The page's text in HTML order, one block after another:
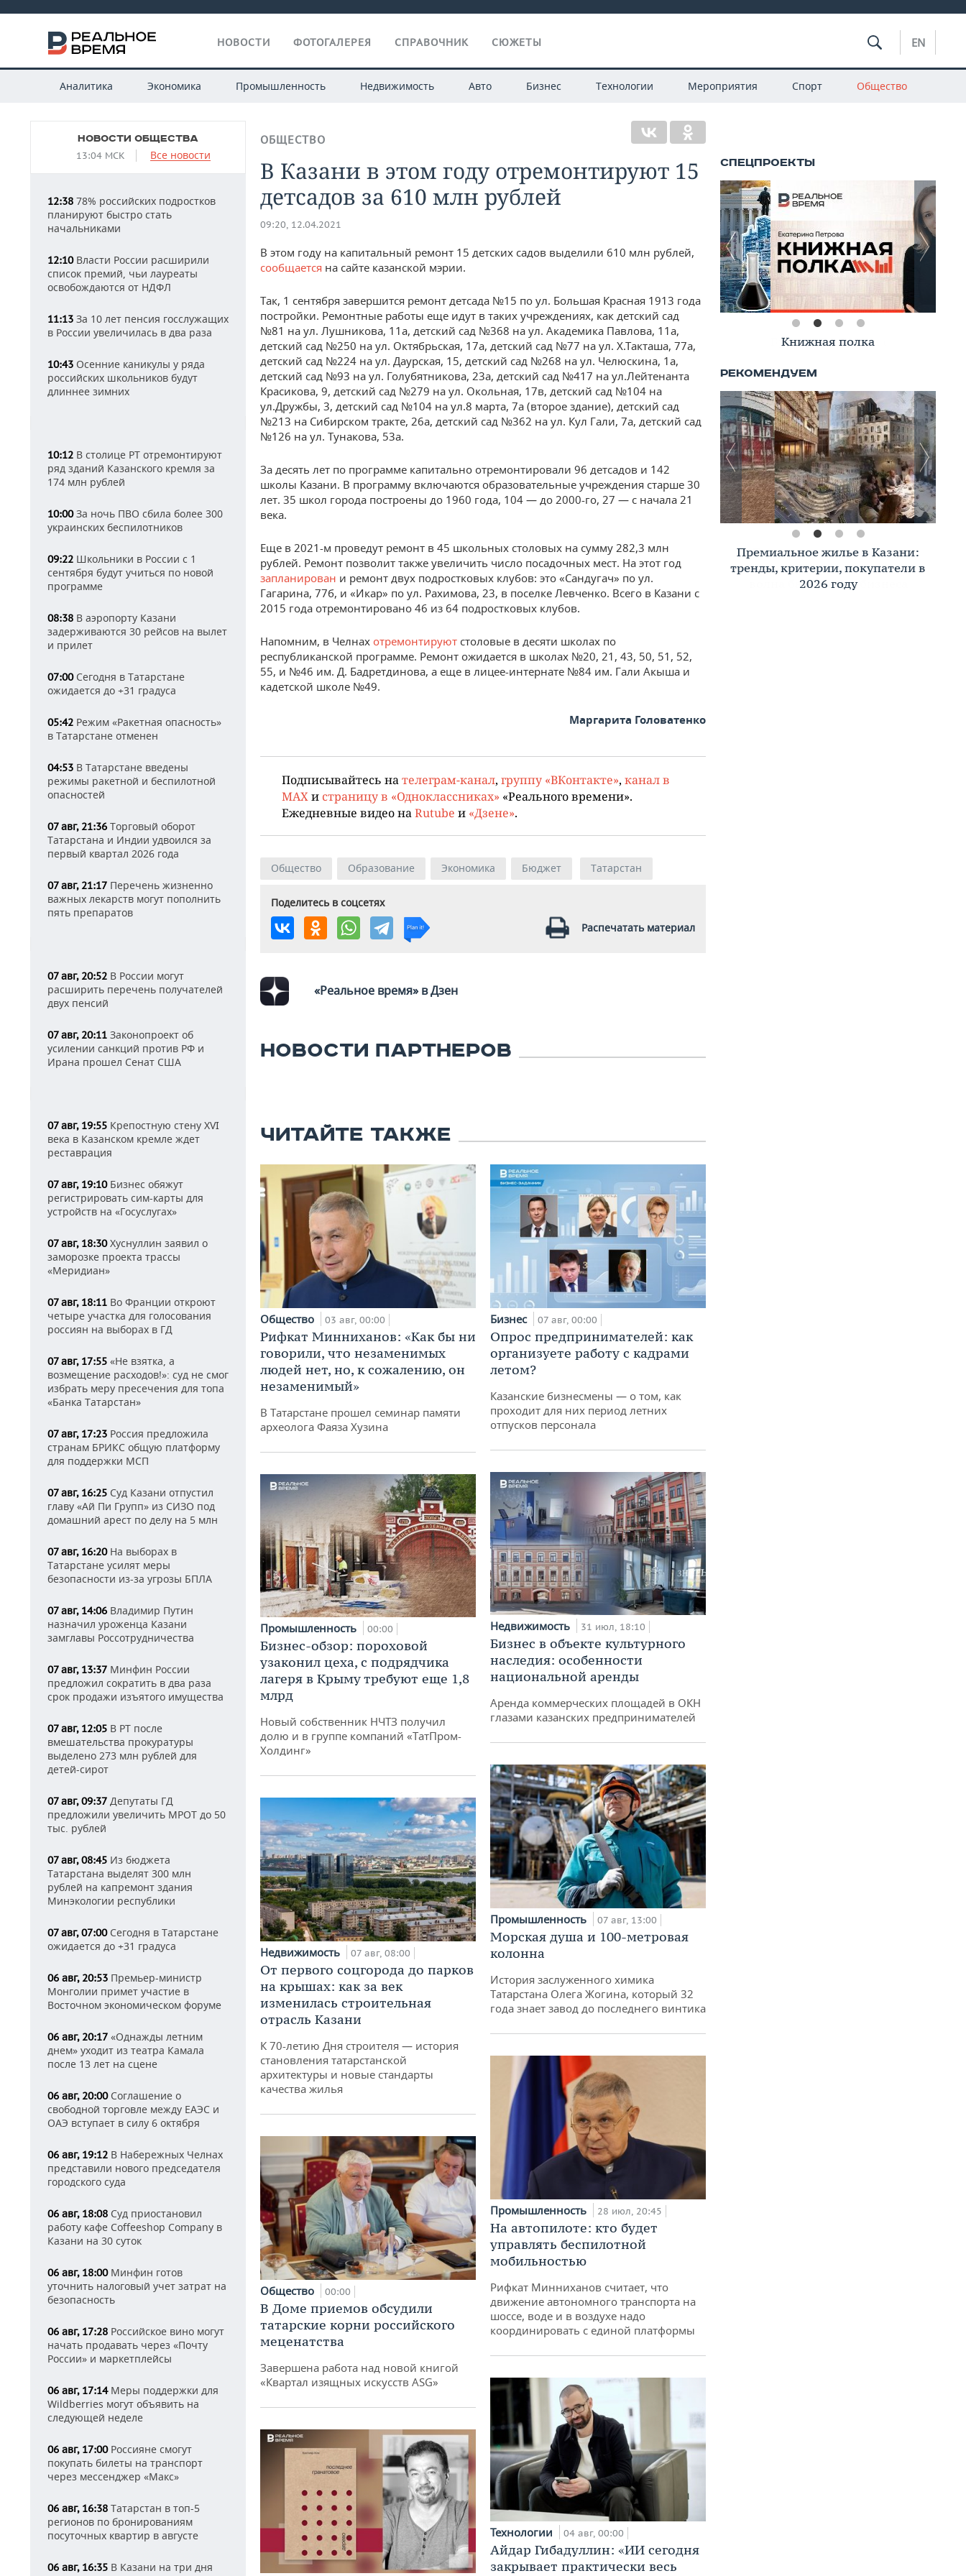
НОВОСТИ ФОТОГАЛЕРЕЯ СПРАВОЧНИК СЮЖЕТЫ EN
Аналитика Экономика Промышленность Недвижимость Авто Бизнес Технологии Мероприятия Спорт Общество
НОВОСТИ ОБЩЕСТВА
13:04 МСК Все новости
12:38 78% российских подростков
планируют быстро стать
начальниками
12:10Власти России расширили
список премий, чьи лауреаты
освобождаются от НДФЛ
11:13 За 10 лет пенсия госслужащих
в России увеличилась в два раза
10:43 Осенние каникулы у ряда
российских школьников будут
длиннее зимних
10:12 В столице РТ отремонтируют
ряд зданий Казанского кремля за
174 млн рублей
10:00За ночь ПВО сбила более 300
украинских беспилотников
09:22 Школьники в России с 1
сентября будут учиться по новой
программе
08:38 В аэропорту Казани
задерживаются 30 рейсов на вылет
и прилет
07:00Сегодня в Татарстане
ожидается до +31 градуса
05:42 Режим «Ракетная опасность»
в Татарстане отменен
04:53 В Татарстане введены
режимы ракетной и беспилотной
опасностей
07 авг, 21:36 Торговый оборот
Татарстана и Индии удвоился за
первый квартал 2026 года
07 авг, 21:17 Перечень жизненно
важных лекарств могут пополнить
пять препаратов
07 авг, 20:52 В России могут
расширить перечень получателей
двух пенсий
07 авг, 20:11 Законопроект об
усилении санкций против РФ и
Ирана прошел Сенат США
07 авг, 19:55 Крепостную стену XVI
века в Казанском кремле ждет
реставрация
07 авг, 19:10Бизнес обяжут
регистрировать сим-карты для
устройств на «Госуслугах»
07 авг, 18:30Хуснуллин заявил о
заморозке проекта трассы
«Меридиан»
07 авг, 18:11 Во Франции откроют
четыре участка для голосования
россиян на выборах в ГД
07 авг, 17:55 «Не взятка, а
возмещение расходов!»: суд не смог
избрать меру пресечения для топа
«Банка Татарстан»
07 авг, 17:23 Россия предложила
странам БРИКС общую платформу
для поддержки МСП
07 авг, 16:25 Суд Казани отпустил
главу «Ай Пи Групп» из СИЗО под
домашний арест по делу на 5 млн
07 авг, 16:20На выборах в
Татарстане усилят меры
безопасности из-за угрозы БПЛА
07 авг, 14:06 Владимир Путин
назначил уроженца Казани
замглавы Россотрудничества
07 авг, 13:37 Минфин России
предложил сократить в два раза
срок продажи изъятого имущества
07 авг, 12:05 В РТ после
вмешательства прокуратуры
выделено 273 млн рублей для
детей-сирот
07 авг, 09:37 Депутаты ГД
предложили увеличить МРОТ до 50
тыс. рублей
07 авг, 08:45 Из бюджета
Татарстана выделят 300 млн
рублей на капремонт здания
Минэкологии республики
07 авг, 07:00Сегодня в Татарстане
ожидается до +31 градуса
06 авг, 20:53 Премьер-министр
Монголии примет участие в
Восточном экономическом форуме
06 авг, 20:17 «Однажды летним
днем» уходит из театра Камала
после 13 лет на сцене
06 авг, 20:00Соглашение о
свободной торговле между ЕАЭС и
ОАЭ вступает в силу 6 октября
06 авг, 19:12 В Набережных Челнах
представили нового председателя
городского суда
06 авг, 18:08 Суд приостановил
работу кафе Coffeeshop Company в
Казани на 30 суток
06 авг, 18:00Минфин готов
уточнить налоговый учет затрат на
безопасность
06 авг, 17:28 Российское вино могут
начать продавать через «Почту
России» и маркетплейсы
06 авг, 17:14Меры поддержки для
Wildberries могут объявить на
следующей неделе
06 авг, 17:00Россияне смогут
покупать билеты на транспорт
через мессенджер «Макс»
06 авг, 16:38 Татарстан в топ-5
регионов по бронированиям
посуточных квартир в августе
06 авг, 16:35 В Казани на три дня
ОБЩЕСТВО
В Казани в этом году отремонтируют 15
детсадов за 610 млн рублей
09:20, 12.04.2021
В этом году на капитальный ремонт 15 детских садов выделили 610 млн рублей,
сообщается на сайте казанской мэрии.
Так, 1 сентября завершится ремонт детсада №15 по ул. Большая Красная 1913 года
постройки. Ремонтные работы еще идут в таких учреждениях, как детский сад
№81 на ул. Лушникова, 11а, детский сад №368 на ул. Академика Павлова, 11а,
детский сад №250 на ул. Октябрьская, 17а, детский сад №77 на ул. Х.Такташа, 77а,
детский сад №224 на ул. Даурская, 15, детский сад №268 на ул. Челюскина, 1а,
детский сад №93 на ул. Голубятникова, 23а, детский сад №417 на ул.Лейтенанта
Красикова, 9, детский сад №279 на ул. Окольная, 17в, детский сад №104 на
ул.Дружбы, 3, детский сад №104 на ул.8 марта, 7а (второе здание), детский сад
№213 на Сибирском тракте, 26а, детский сад №362 на ул. Кул Гали, 7а, детский сад
№126 на ул. Тунакова, 53а.
За десять лет по программе капитально отремонтировали 96 детсадов и 142
школы Казани. В программу включаются образовательные учреждения старше 30
лет. 35 школ города построены до 1960 года, 104 — до 2000-го, 27 — с начала 21
века.
Еще в 2021-м проведут ремонт в 45 школьных столовых на сумму 282,3 млн
рублей. Ремонт позволит также увеличить число посадочных мест. На этот год
запланирован и ремонт двух подростковых клубов: это «Сандугач» по ул.
Гагарина, 77б, и «Икар» по ул. Рахимова, 23, в поселке Левченко. Всего в Казани с
2015 года отремонтировано 46 из 64 подростковых клубов.
Напомним, в Челнах отремонтируют столовые в десяти школах по
республиканской программе. Ремонт ожидается в школах №20, 21, 43, 50, 51, 52,
55, и №46 им. Д. Бадретдинова, а еще в лицее-интернате №84 им. Гали Акыша и
кадетской школе №49.
Маргарита Головатенко
Подписывайтесь на телеграм-канал, группу «ВКонтакте», канал в
MAX и страницу в «Одноклассниках» «Реального времени».
Ежедневные видео на Rutube и «Дзене».
Общество Образование Экономика Бюджет Татарстан
Поделитесь в соцсетях
Распечатать материал
«Реальное время» в Дзен
НОВОСТИ ПАРТНЕРОВ
ЧИТАЙТЕ ТАКЖЕ
Общество 03 авг, 00:00
Рифкат Минниханов: «Как бы ни
говорили, что незаменимых
людей нет, но, к сожалению, он
незаменимый»
В Татарстане прошел семинар памяти
археолога Фаяза Хузина
Промышленность 00:00
Бизнес-обзор: пороховой
узаконил цеха, с подрядчика
лагеря в Крыму требуют еще 1,8
млрд
Новый собственник НЧТЗ получил
долю и в группе компаний «ТатПром-
Холдинг»
Недвижимость 07 авг, 08:00
От первого соцгорода до парков
на крышах: как за век
изменилась строительная
отрасль Казани
К 70-летию Дня строителя — история
становления татарстанской
архитектуры и новые стандарты
качества жилья
Общество 00:00
В Доме приемов обсудили
татарские корни российского
меценатства
Завершена работа над новой книгой
«Квартал изящных искусств ASG»
Бизнес 07 авг, 00:00
Опрос предпринимателей: как
организуете работу с кадрами
летом?
Казанские бизнесмены — о том, как
проходит для них период летних
отпусков персонала
Недвижимость 31 июл, 18:10
Бизнес в объекте культурного
наследия: особенности
национальной аренды
Аренда коммерческих площадей в ОКН
глазами казанских предпринимателей
Промышленность 07 авг, 13:00
Морская душа и 100-метровая
колонна
История заслуженного химика
Татарстана Олега Жогина, который 32
года знает завод до последнего винтика
Промышленность 28 июл, 20:45
На автопилоте: кто будет
управлять беспилотной
мобильностью
Рифкат Минниханов считает, что
движение автономного транспорта на
шоссе, воде и в воздухе надо
координировать с единой платформы
Технологии 04 авг, 00:00
Айдар Гибадуллин: «ИИ сегодня
закрывает практически весь
Книжная полка
Премиальное жилье в Казани:
тренды, критерии, покупатели в
2026 году